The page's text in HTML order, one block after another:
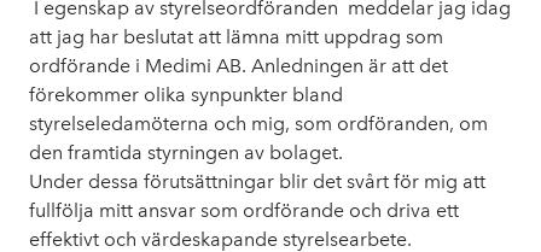
I egenskap av styrelseordföranden meddelar jag idag
att jag har beslutat att lämna mitt uppdrag som
ordförande i Medimi AB. Anledningen är att det
förekommer olika synpunkter bland
styrelseledamöterna och mig, som ordföranden, om
den framtida styrningen av bolaget.
Under dessa förutsättningar blir det svårt för mig att
fullfölja mitt ansvar som ordförande och driva ett
effektivt och värdeskapande styrelsearbete.